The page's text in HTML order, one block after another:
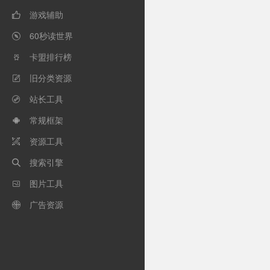
 游戏辅助
 60秒读世界
 卡盟排行榜
 旧分类资源
 站长工具
 常规框架
 资源工具
 搜索引擎
 图片工具
 广告资源